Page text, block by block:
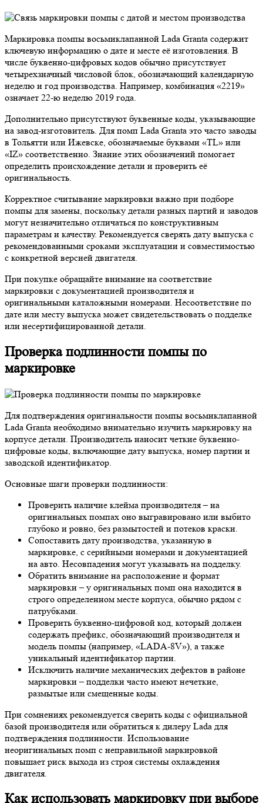
Маркировка помпы восьмиклапанной Lada Granta содержит
ключевую информацию о дате и месте её изготовления. В
числе буквенно-цифровых кодов обычно присутствует
четырехзначный числовой блок, обозначающий календарную
неделю и год производства. Например, комбинация «2219»
означает 22-ю неделю 2019 года.
Дополнительно присутствуют буквенные коды, указывающие
на завод-изготовитель. Для помп Lada Granta это часто заводы
в Тольятти или Ижевске, обозначаемые буквами «TL» или
«IZ» соответственно. Знание этих обозначений помогает
определить происхождение детали и проверить её
оригинальность.
Корректное считывание маркировки важно при подборе
помпы для замены, поскольку детали разных партий и заводов
могут незначительно отличаться по конструктивным
параметрам и качеству. Рекомендуется сверять дату выпуска с
рекомендованными сроками эксплуатации и совместимостью
с конкретной версией двигателя.
При покупке обращайте внимание на соответствие
маркировки с документацией производителя и
оригинальными каталожными номерами. Несоответствие по
дате или месту выпуска может свидетельствовать о подделке
или несертифицированной детали.
Проверка подлинности помпы по
маркировке
Для подтверждения оригинальности помпы восьмиклапанной
Lada Granta необходимо внимательно изучить маркировку на
корпусе детали. Производитель наносит четкие буквенно-
цифровые коды, включающие дату выпуска, номер партии и
заводской идентификатор.
Основные шаги проверки подлинности:
Проверить наличие клейма производителя – на
оригинальных помпах оно выгравировано или выбито
глубоко и ровно, без размытостей и потеков краски.
Сопоставить дату производства, указанную в
маркировке, с серийными номерами и документацией
на авто. Несовпадения могут указывать на подделку.
Обратить внимание на расположение и формат
маркировки – у оригинальных помп она находится в
строго определенном месте корпуса, обычно рядом с
патрубками.
Проверить буквенно-цифровой код, который должен
содержать префикс, обозначающий производителя и
модель помпы (например, «LADA-8V»), а также
уникальный идентификатор партии.
Исключить наличие механических дефектов в районе
маркировки – подделки часто имеют нечеткие,
размытые или смещенные коды.
При сомнениях рекомендуется сверить коды с официальной
базой производителя или обратиться к дилеру Lada для
подтверждения подлинности. Использование
неоригинальных помп с неправильной маркировкой
повышает риск выхода из строя системы охлаждения
двигателя.
Как использовать маркировку при выборе